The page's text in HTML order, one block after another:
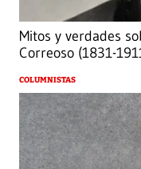
Mitos y verdades
Correoso (1831-
COLUMNISTAS